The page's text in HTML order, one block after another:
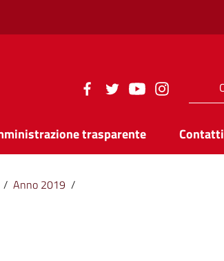
trasparente Contatti
/ Anno 2019 /